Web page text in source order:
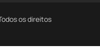
os direitos